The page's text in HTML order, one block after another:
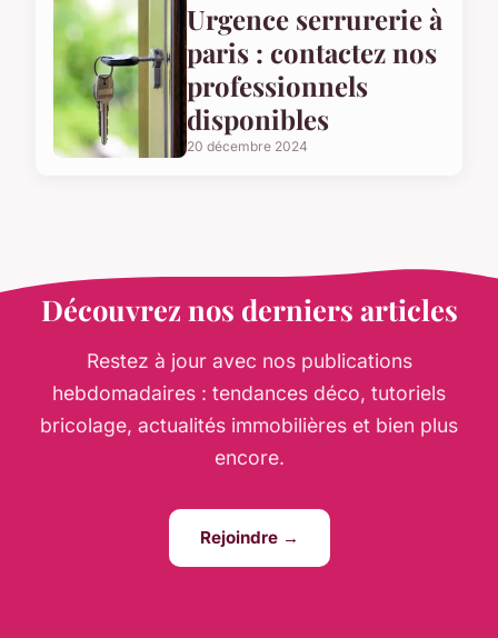
Urgence serrurerie à
paris : contactez nos
professionnels
disponibles
20 décembre 2024
Découvrez nos derniers articles
Restez à jour avec nos publications
hebdomadaires : tendances déco, tutoriels
bricolage, actualités immobilières et bien plus
encore.
Rejoindre →